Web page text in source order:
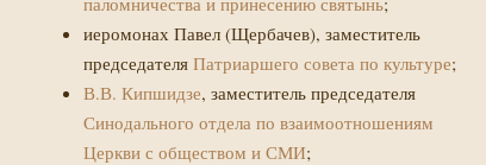
иеромонах Павел (Щербачев), заместитель
председателя Патриаршего совета по культуре;
В.В. Кипшидзе, заместитель председателя
Синодального отдела по взаимоотношениям
Церкви с обществом и СМИ;